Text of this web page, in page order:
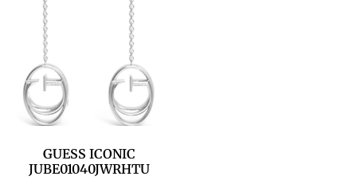
GUESS ICONIC
JUBE01040JWRHTU